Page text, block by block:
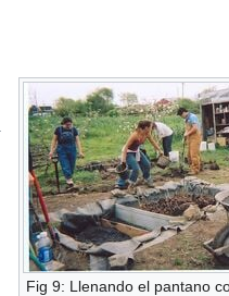
Fig 9: Llenando el pantano